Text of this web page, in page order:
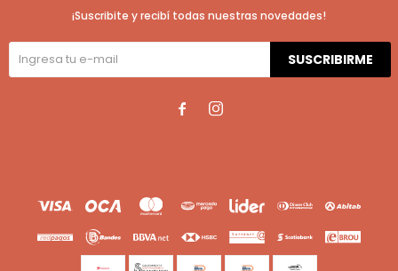
¡Suscribite y recibí todas nuestras novedades!
SUSCRIBIRME
 